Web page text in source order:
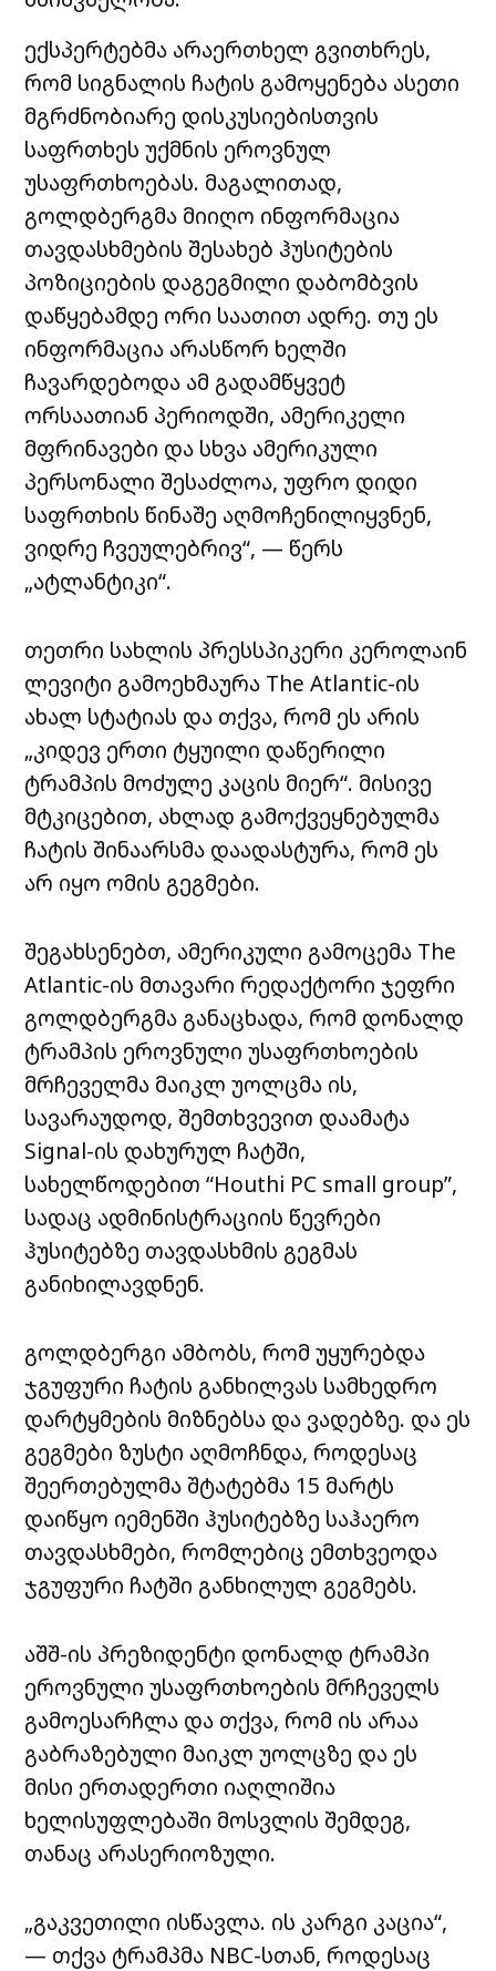
ექსპერტებმა არაერთხელ გვითხრეს,
რომ სიგნალის ჩატის გამოყენება ასეთი
მგრძნობიარე დისკუსიებისთვის
საფრთხეს უქმნის ეროვნულ
უსაფრთხოებას. მაგალითად,
გოლდბერგმა მიიღო ინფორმაცია
თავდასხმების შესახებ ჰუსიტების
პოზიციების დაგეგმილი დაბომბვის
დაწყებამდე ორი საათით ადრე. თუ ეს
ინფორმაცია არასწორ ხელში
ჩავარდებოდა ამ გადამწყვეტ
ორსაათიან პერიოდში, ამერიკელი
მფრინავები და სხვა ამერიკული
პერსონალი შესაძლოა, უფრო დიდი
საფრთხის წინაშე აღმოჩენილიყვნენ,
ვიდრე ჩვეულებრივ“, — წერს
„ატლანტიკი“.
თეთრი სახლის პრესსპიკერი კეროლაინ
ლევიტი გამოეხმაურა The Atlantic-ის
ახალ სტატიას და თქვა, რომ ეს არის
„კიდევ ერთი ტყუილი დაწერილი
ტრამპის მოძულე კაცის მიერ“. მისივე
მტკიცებით, ახლად გამოქვეყნებულმა
ჩატის შინაარსმა დაადასტურა, რომ ეს
არ იყო ომის გეგმები.
შეგახსენებთ, ამერიკული გამოცემა The
Atlantic-ის მთავარი რედაქტორი ჯეფრი
გოლდბერგმა განაცხადა, რომ დონალდ
ტრამპის ეროვნული უსაფრთხოების
მრჩეველმა მაიკლ უოლცმა ის,
სავარაუდოდ, შემთხვევით დაამატა
Signal-ის დახურულ ჩატში,
სახელწოდებით “Houthi PC small group”,
სადაც ადმინისტრაციის წევრები
ჰუსიტებზე თავდასხმის გეგმას
განიხილავდნენ.
გოლდბერგი ამბობს, რომ უყურებდა
ჯგუფური ჩატის განხილვას სამხედრო
დარტყმების მიზნებსა და ვადებზე. და ეს
გეგმები ზუსტი აღმოჩნდა, როდესაც
შეერთებულმა შტატებმა 15 მარტს
დაიწყო იემენში ჰუსიტებზე საჰაერო
თავდასხმები, რომლებიც ემთხვეოდა
ჯგუფური ჩატში განხილულ გეგმებს.
აშშ-ის პრეზიდენტი დონალდ ტრამპი
ეროვნული უსაფრთხოების მრჩეველს
გამოესარჩლა და თქვა, რომ ის არაა
გაბრაზებული მაიკლ უოლცზე და ეს
მისი ერთადერთი იაღლიშია
ხელისუფლებაში მოსვლის შემდეგ,
თანაც არასერიოზული.
„გაკვეთილი ისწავლა. ის კარგი კაცია“,
— თქვა ტრამპმა NBC-სთან, როდესაც